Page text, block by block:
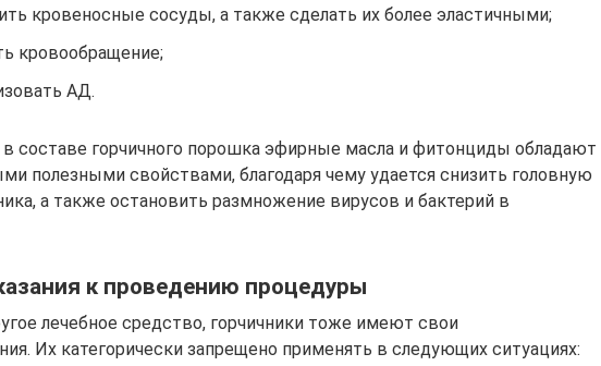
кровеносные сосуды, а также сделать их более эластичными;
кровообращение;
АД.
составе горчичного порошка эфирные масла и фитонциды обладают
полезными свойствами, благодаря чему удается снизить головную
а также остановить размножение вирусов и бактерий в
к проведению процедуры
лечебное средство, горчичники тоже имеют свои
Их категорически запрещено применять в следующих ситуациях: